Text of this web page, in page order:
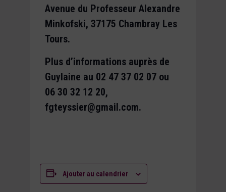
Avenue du Professeur Alexandre
Minkofski, 37175 Chambray Les
Tours.
Plus d’informations auprès de
Guylaine au 02 47 37 02 07 ou
06 30 32 12 20,
fgteyssier@gmail.com.
Ajouter au calendrier